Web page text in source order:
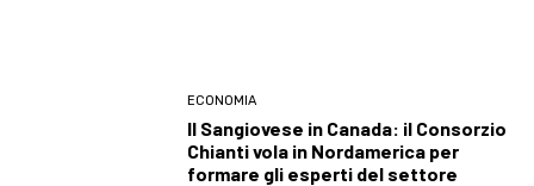
ECONOMIA
Il Sangiovese in Canada: il Consorzio
Chianti vola in Nordamerica per
formare gli esperti del settore